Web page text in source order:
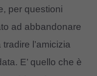
per questioni
ad abbandonare
l’amicizia
E’ quello che è